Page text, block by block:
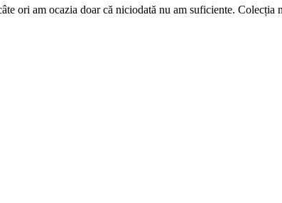
am ocazia doar că niciodată nu am suficiente. Colecția